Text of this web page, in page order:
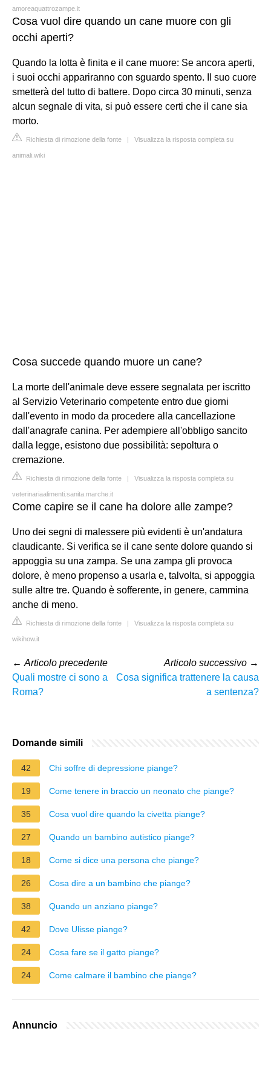
amoreaquattrozampe.it
Cosa vuol dire quando un cane muore con gli
occhi aperti?
Quando la lotta è finita e il cane muore: Se ancora aperti,
i suoi occhi appariranno con sguardo spento. Il suo cuore
smetterà del tutto di battere. Dopo circa 30 minuti, senza
alcun segnale di vita, si può essere certi che il cane sia
morto.
Richiesta di rimozione della fonte | Visualizza la risposta completa su
animali.wiki
Cosa succede quando muore un cane?
La morte dell'animale deve essere segnalata per iscritto
al Servizio Veterinario competente entro due giorni
dall'evento in modo da procedere alla cancellazione
dall'anagrafe canina. Per adempiere all'obbligo sancito
dalla legge, esistono due possibilità: sepoltura o
cremazione.
Richiesta di rimozione della fonte | Visualizza la risposta completa su
veterinariaalimenti.sanita.marche.it
Come capire se il cane ha dolore alle zampe?
Uno dei segni di malessere più evidenti è un'andatura
claudicante. Si verifica se il cane sente dolore quando si
appoggia su una zampa. Se una zampa gli provoca
dolore, è meno propenso a usarla e, talvolta, si appoggia
sulle altre tre. Quando è sofferente, in genere, cammina
anche di meno.
Richiesta di rimozione della fonte | Visualizza la risposta completa su
wikihow.it
← Articolo precedente
Quali mostre ci sono a
Roma?
Articolo successivo →
Cosa significa trattenere la causa
a sentenza?
Domande simili
42 Chi soffre di depressione piange?
19 Come tenere in braccio un neonato che piange?
35 Cosa vuol dire quando la civetta piange?
27 Quando un bambino autistico piange?
18 Come si dice una persona che piange?
26 Cosa dire a un bambino che piange?
38 Quando un anziano piange?
42 Dove Ulisse piange?
24 Cosa fare se il gatto piange?
24 Come calmare il bambino che piange?
Annuncio